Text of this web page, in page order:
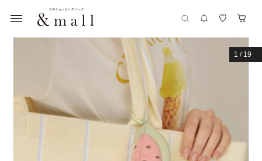
1 / 19